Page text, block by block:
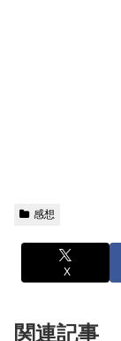
感想
X
関連記事